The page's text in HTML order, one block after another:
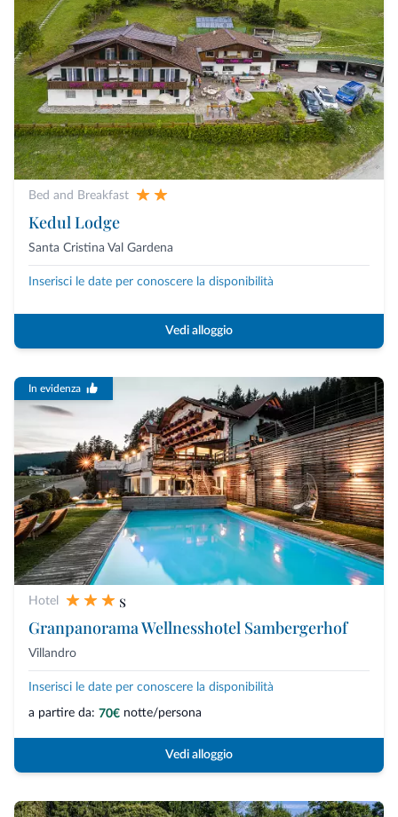
Bed and Breakfast
Kedul Lodge
Santa Cristina Val Gardena
Inserisci le date per conoscere la disponibilità
Vedi alloggio
In evidenza
Hotel
s
Granpanorama Wellnesshotel Sambergerhof
Villandro
Inserisci le date per conoscere la disponibilità
a partire da: 70€ notte/persona
Vedi alloggio